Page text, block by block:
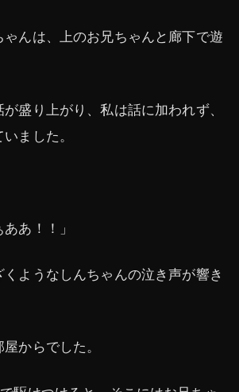
んは、上のお兄ちゃんと廊下で遊
盛り上がり、私は話に加われず、
ました。
あ！！」
ようなしんちゃんの泣き声が響き
からでした。